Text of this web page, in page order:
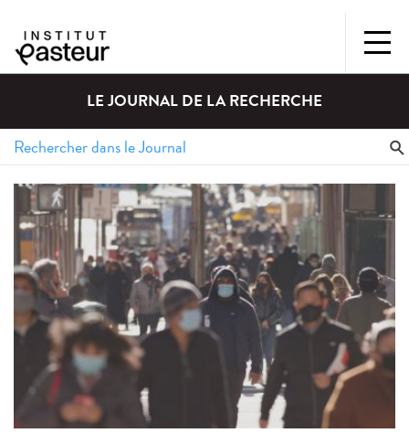
LE JOURNAL DE LA RECHERCHE